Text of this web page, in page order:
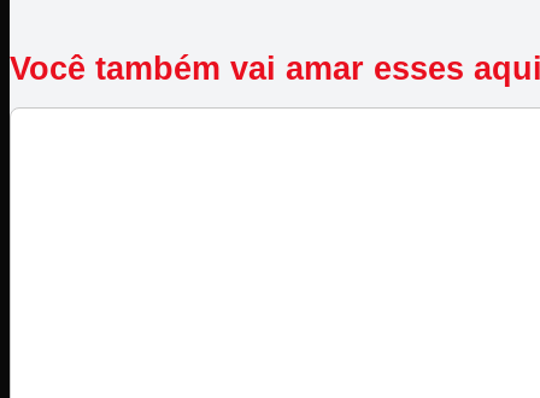
Você também vai amar esses